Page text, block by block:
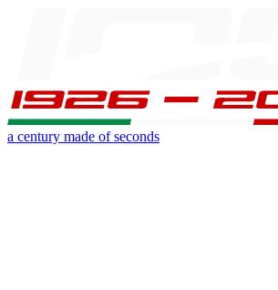
a century made of seconds